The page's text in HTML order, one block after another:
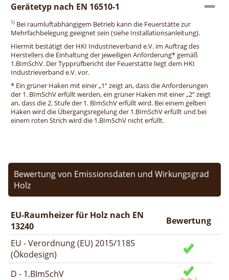
Gerätetyp nach EN 16510-1
1) Bei raumluftabhängigem Betrieb kann die Feuerstätte zur
Mehrfachbelegung geeignet sein (siehe Installationsanleitung).
Hiermit bestätigt der HKI Industrieverband e.V. im Auftrag des
Herstellers die Einhaltung der jeweiligen Anforderung* gemäß
1.BImSchV. Der Typprüfbericht der Feuerstätte liegt dem HKI
Industrieverband e.V. vor.
* Ein grüner Haken mit einer „1“ zeigt an, dass die Anforderungen
der 1. BImSchV erfüllt werden, ein grüner Haken mit einer „2“ zeigt
an, dass die 2. Stufe der 1. BImSchV erfüllt wird. Bei einem gelben
Haken wird die Übergangsregelung der 1.BImSchV erfüllt und bei
einem roten Strich wird die 1.BImSchV nicht erfüllt.
Bewertung von Emissionsdaten und Wirkungsgrad
Holz
EU-Raumheizer für Holz nach EN
13240
Bewertung
EU - Verordnung (EU) 2015/1185
(Ökodesign)
D - 1.BImSchV